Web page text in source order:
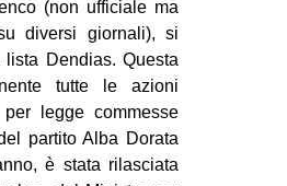
(non ufficiale ma
diversi giornali), si
Dendias. Questa
tutte le azioni
per legge commesse
partito Alba Dorata
è stata rilasciata